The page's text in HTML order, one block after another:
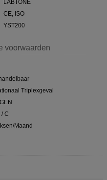
LABTONE
CE, ISO
YST200
voorwaarden
Triplexgeval
/ C
Maand